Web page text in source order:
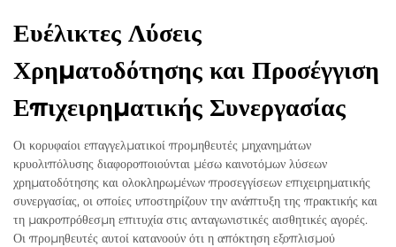
Ευέλικτες Λύσεις
Χρηματοδότησης και Προσέγγιση
Επιχειρηματικής Συνεργασίας
Οι κορυφαίοι επαγγελματικοί προμηθευτές μηχανημάτων
κρυολιπόλυσης διαφοροποιούνται μέσω καινοτόμων λύσεων
χρηματοδότησης και ολοκληρωμένων προσεγγίσεων επιχειρηματικής
συνεργασίας, οι οποίες υποστηρίζουν την ανάπτυξη της πρακτικής και
τη μακροπρόθεσμη επιτυχία στις ανταγωνιστικές αισθητικές αγορές.
Οι προμηθευτές αυτοί κατανοούν ότι η απόκτηση εξοπλισμού